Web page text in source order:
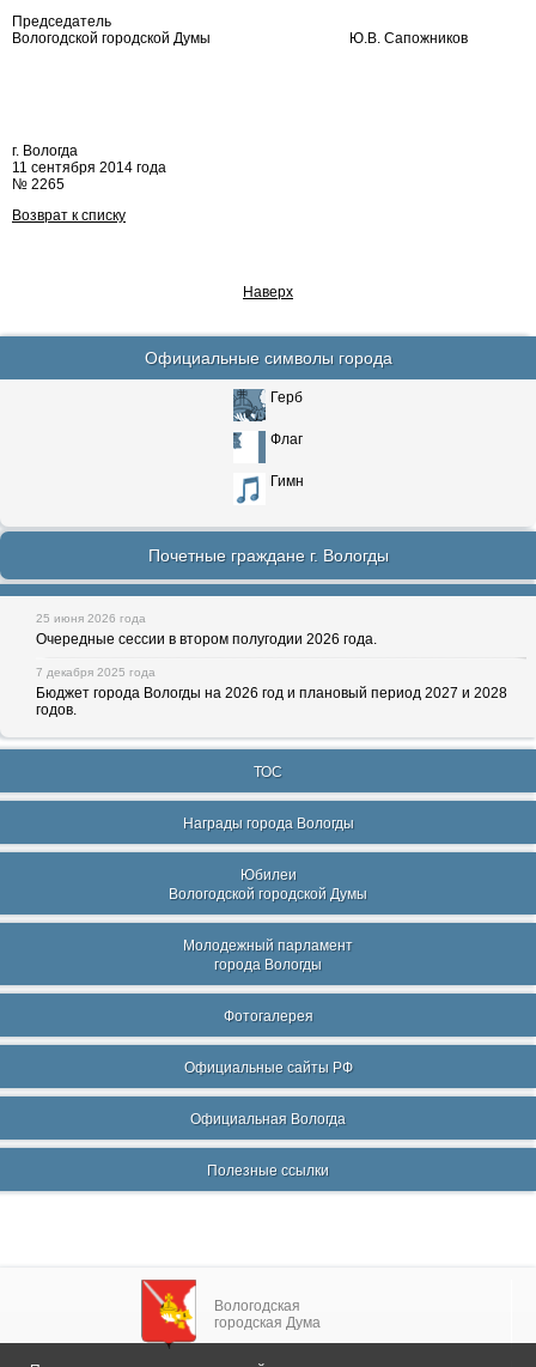
Председатель
Вологодской городской Думы
Ю.В. Сапожников
г. Вологда
11 сентября 2014 года
№ 2265
Возврат к списку
Наверх
Официальные символы города
Герб
Флаг
Гимн
Почетные граждане г. Вологды
25 июня 2026 года
Очередные сессии в втором полугодии 2026 года.
7 декабря 2025 года
Бюджет города Вологды на 2026 год и плановый период 2027 и 2028
годов.
ТОС
Награды города Вологды
Юбилеи
Вологодской городской Думы
Молодежный парламент
города Вологды
Фотогалерея
Официальные сайты РФ
Официальная Вологда
Полезные ссылки
Вологодская
городская Дума